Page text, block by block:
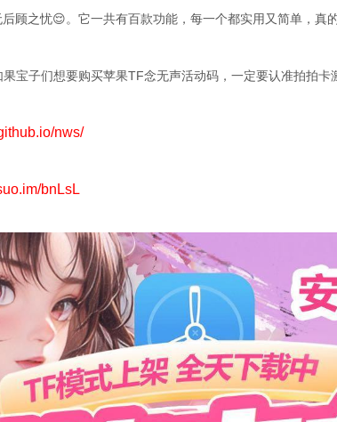
顾之忧😌。它一共有百款功能，每一个都实用又简单，真
宝子们想要购买苹果TF念无声活动码，一定要认准拍拍卡
nws/
bnLsL